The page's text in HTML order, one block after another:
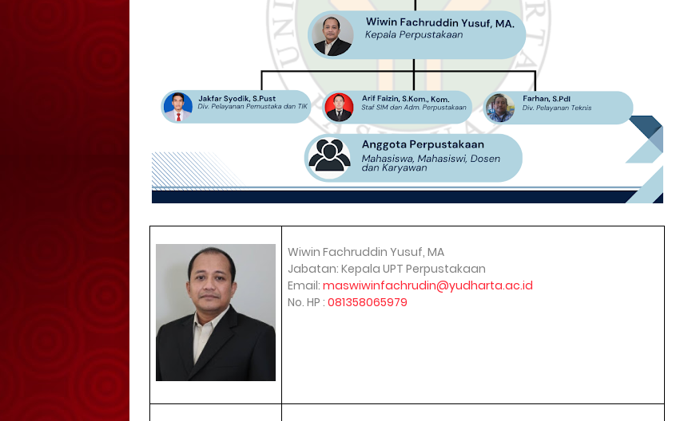
Wiwin Fachruddin Yusuf, MA
Jabatan: Kepala UPT Perpustakaan
Email:maswiwinfachrudin@yudharta.ac.id
No. HP :081358065979